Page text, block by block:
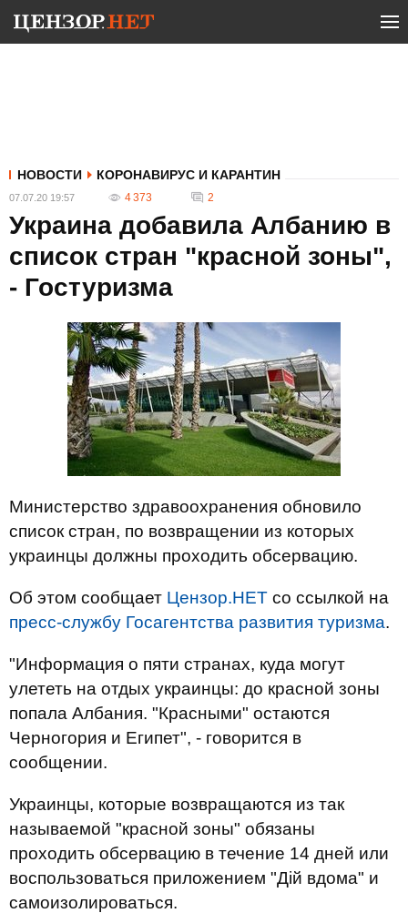
НОВОСТИ КОРОНАВИРУС И КАРАНТИН
07.07.20 19:57 4 373 2
Украина добавила Албанию в
список стран "красной зоны",
- Гостуризма
Министерство здравоохранения обновило
список стран, по возвращении из которых
украинцы должны проходить обсервацию.
Об этом сообщает Цензор.НЕТ со ссылкой на
пресс-службу Госагентства развития туризма.
"Информация о пяти странах, куда могут
улететь на отдых украинцы: до красной зоны
попала Албания. "Красными" остаются
Черногория и Египет", - говорится в
сообщении.
Украинцы, которые возвращаются из так
называемой "красной зоны" обязаны
проходить обсервацию в течение 14 дней или
воспользоваться приложением "Дій вдома" и
самоизолироваться.